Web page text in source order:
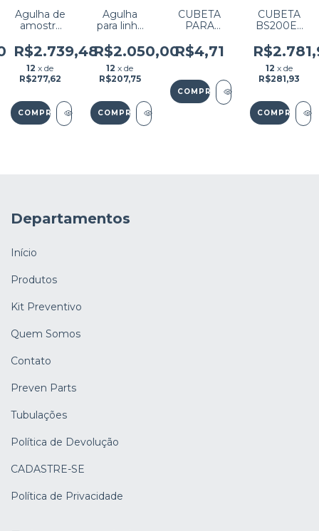
Agulha de
amostra
BS120 /
BS130 /
BS180 /
BS190 /
BS200E /
BS220 /
BS220E /
R$2.739,48
12 x de
R$277,62
Agulha
para linha
MYKOV
240 /
BS360E /
BS360S /
BS430 /
BS450 /
BS460 /
R$2.050,00
12 x de
R$207,75
CUBETA
PARA
POSIÇÕES
PN:BA31-
(Preço por
unidade)
(PEDIDO
R$4,71
CUBETA
BS200E /
2200 / BM
200 CX
C/8 UNDS
12 x de
R$281,93
Departamentos
Início
Produtos
Kit Preventivo
Quem Somos
Contato
Preven Parts
Tubulações
Política de Devolução
CADASTRE-SE
Política de Privacidade